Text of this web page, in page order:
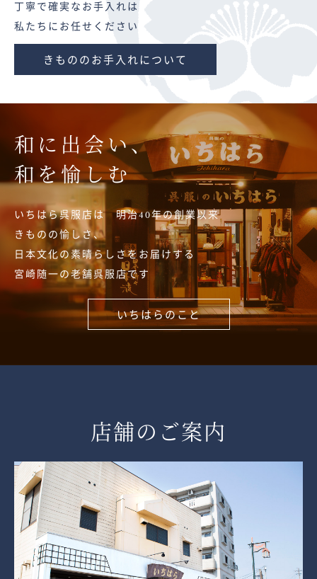
丁寧で確実なお手入れは
私たちにお任せください
きもののお手入れについて
和に出会い、
和を愉しむ
いちはら呉服店は 明治40年の創業以来
きものの愉しさ、
日本文化の素晴らしさをお届けする
宮崎随一の老舗呉服店です
いちはらのこと
店舗のご案内